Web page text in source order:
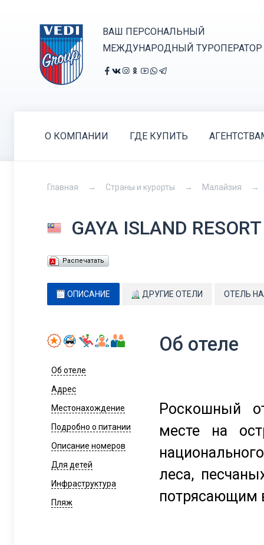
ВАШ ПЕРСОНАЛЬНЫЙ
МЕЖДУНАРОДНЫЙ ТУРОПЕРАТОР
О КОМПАНИИ ГДЕ КУПИТЬ
Главная Страны и курорты Малайзия
GAYA ISLAND
Распечатать
ОПИСАНИЕ ДРУГИЕ ОТЕЛИ ОТЕЛЬ
Об отеле
Адрес
Местонахождение
Подробно о питании
Описание номеров
Для детей
Инфраструктура
Пляж
Об отеле
Роскошный
месте на
леса,
потрясающим